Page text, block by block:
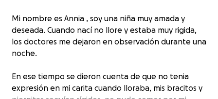
Mi nombre es Annia , soy una niña muy amada y
deseada. Cuando nací no llore y estaba muy rigida,
los doctores me dejaron en observación durante una
noche.
En ese tiempo se dieron cuenta de que no tenia
expresión en mi carita cuando lloraba, mis bracitos y